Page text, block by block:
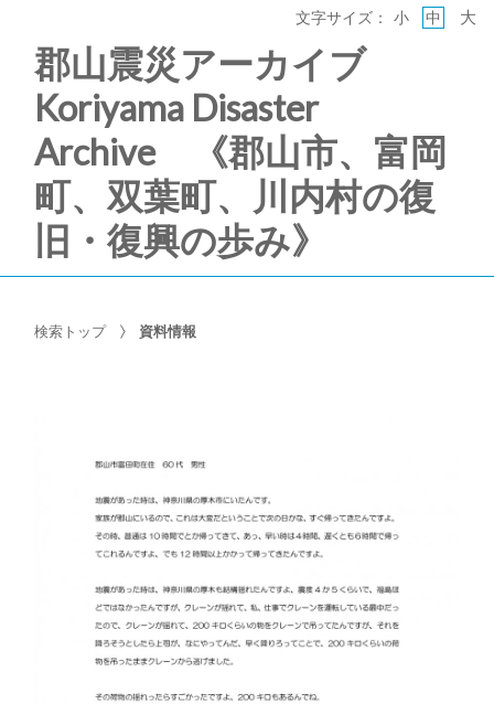
郡山震災アーカイブ
Koriyama Disaster
Archive 《郡山市、富岡
町、双葉町、川内村の復
旧・復興の歩み》
文字サイズ： 小 中 大
検索トップ 資料情報